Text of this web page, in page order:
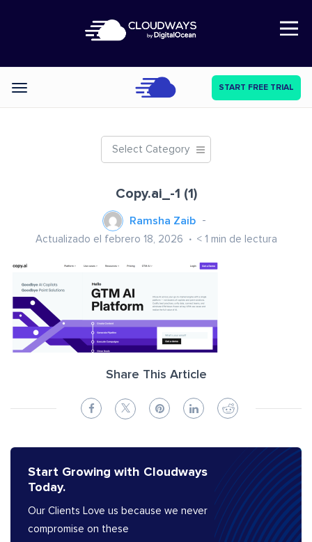
Open Nav
Categories START FREE TRIAL
Select Category
Copy.ai_-1 (1)
Ramsha Zaib
Actualizado el febrero 18, 2026 < 1 min de lectura
Share This Article
Start Growing with Cloudways
Today.
Our Clients Love us because we never
compromise on these